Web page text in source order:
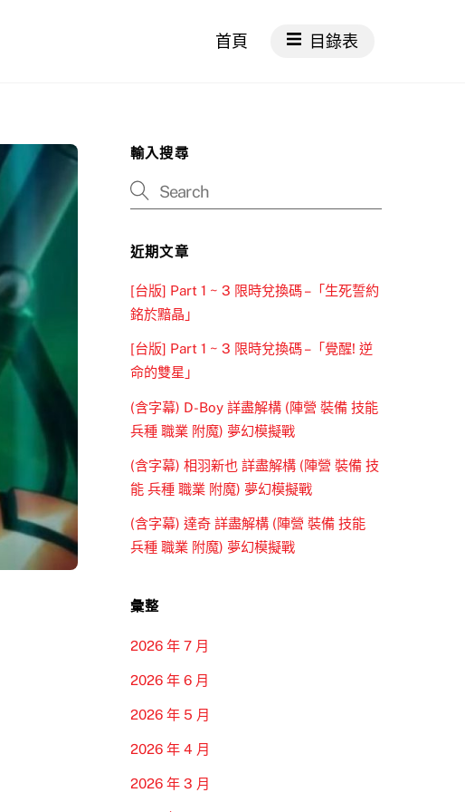
首頁 目錄表
輸入搜尋
近期文章
[台版] Part 1 ~ 3 限時兌換碼 –「生死誓約
銘於黯晶」
[台版] Part 1 ~ 3 限時兌換碼 –「覺醒! 逆
命的雙星」
(含字幕) D-Boy 詳盡解構 (陣營 裝備 技能
兵種 職業 附魔) 夢幻模擬戰
(含字幕) 相羽新也 詳盡解構 (陣營 裝備 技
能 兵種 職業 附魔) 夢幻模擬戰
(含字幕) 達奇 詳盡解構 (陣營 裝備 技能
兵種 職業 附魔) 夢幻模擬戰
彙整
2026 年 7 月
2026 年 6 月
2026 年 5 月
2026 年 4 月
2026 年 3 月